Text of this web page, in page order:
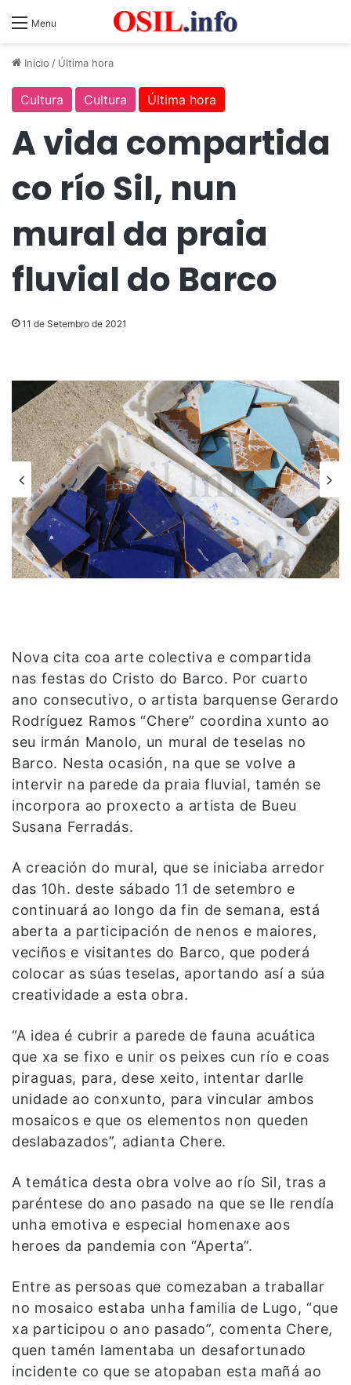
Menu
Inicio / Última hora
Cultura Cultura Última hora
A vida compartida
co río Sil, nun
mural da praia
fluvial do Barco
11 de Setembro de 2021
Nova cita coa arte colectiva e compartida
nas festas do Cristo do Barco. Por cuarto
ano consecutivo, o artista barquense Gerardo
Rodríguez Ramos “Chere” coordina xunto ao
seu irmán Manolo, un mural de teselas no
Barco. Nesta ocasión, na que se volve a
intervir na parede da praia fluvial, tamén se
incorpora ao proxecto a artista de Bueu
Susana Ferradás.
A creación do mural, que se iniciaba arredor
das 10h. deste sábado 11 de setembro e
continuará ao longo da fin de semana, está
aberta a participación de nenos e maiores,
veciños e visitantes do Barco, que poderá
colocar as súas teselas, aportando así a súa
creatividade a esta obra.
“A idea é cubrir a parede de fauna acuática
que xa se fixo e unir os peixes cun río e coas
piraguas, para, dese xeito, intentar darlle
unidade ao conxunto, para vincular ambos
mosaicos e que os elementos non queden
deslabazados”, adianta Chere.
A temática desta obra volve ao río Sil, tras a
paréntese do ano pasado na que se lle rendía
unha emotiva e especial homenaxe aos
heroes da pandemia con “Aperta”.
Entre as persoas que comezaban a traballar
no mosaico estaba unha familia de Lugo, “que
xa participou o ano pasado”, comenta Chere,
quen tamén lamentaba un desafortunado
incidente co que se atopaban esta mañá ao